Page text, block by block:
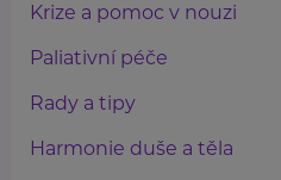
Krize a pomoc v nouzi
Paliativní péče
Rady a tipy
Harmonie duše a těla